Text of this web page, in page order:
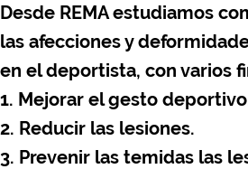
Desde REMA estudiamos
las afecciones y
en el deportista, con varios
1. Mejorar el gesto
2. Reducir las lesiones.
3. Prevenir las temidas las